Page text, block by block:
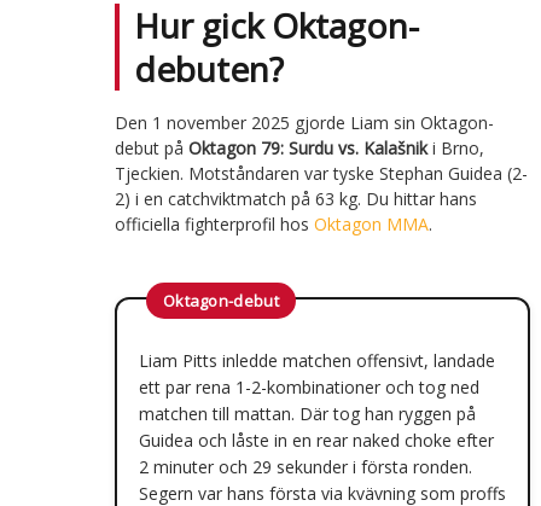
Hur gick Oktagon-
debuten?
Den 1 november 2025 gjorde Liam sin Oktagon-
debut på Oktagon 79: Surdu vs. Kalašniki Brno,
Tjeckien. Motståndaren var tyske Stephan Guidea (2-
2) i en catchviktmatch på 63 kg. Du hittar hans
officiella fighterprofil hos Oktagon MMA.
Oktagon-debut
Liam Pitts inledde matchen offensivt, landade
ett par rena 1-2-kombinationer och tog ned
matchen till mattan. Där tog han ryggen på
Guidea och låste in en rear naked choke efter
2 minuter och 29 sekunder i första ronden.
Segern var hans första via kvävning som proffs